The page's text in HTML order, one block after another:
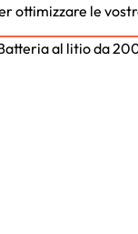
ottimizzare le